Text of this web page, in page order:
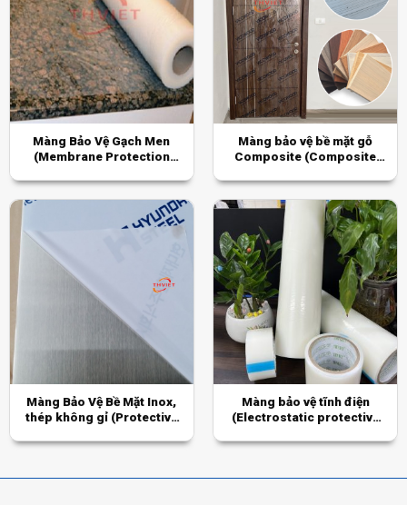
Màng Bảo Vệ Gạch Men
(Membrane Protection
Màng bảo vệ bề mặt gỗ
Composite (Composite
film)
Màng Bảo Vệ Bề Mặt Inox,
thép không gỉ (Protective
Màng bảo vệ tĩnh điện
(Electrostatic protective